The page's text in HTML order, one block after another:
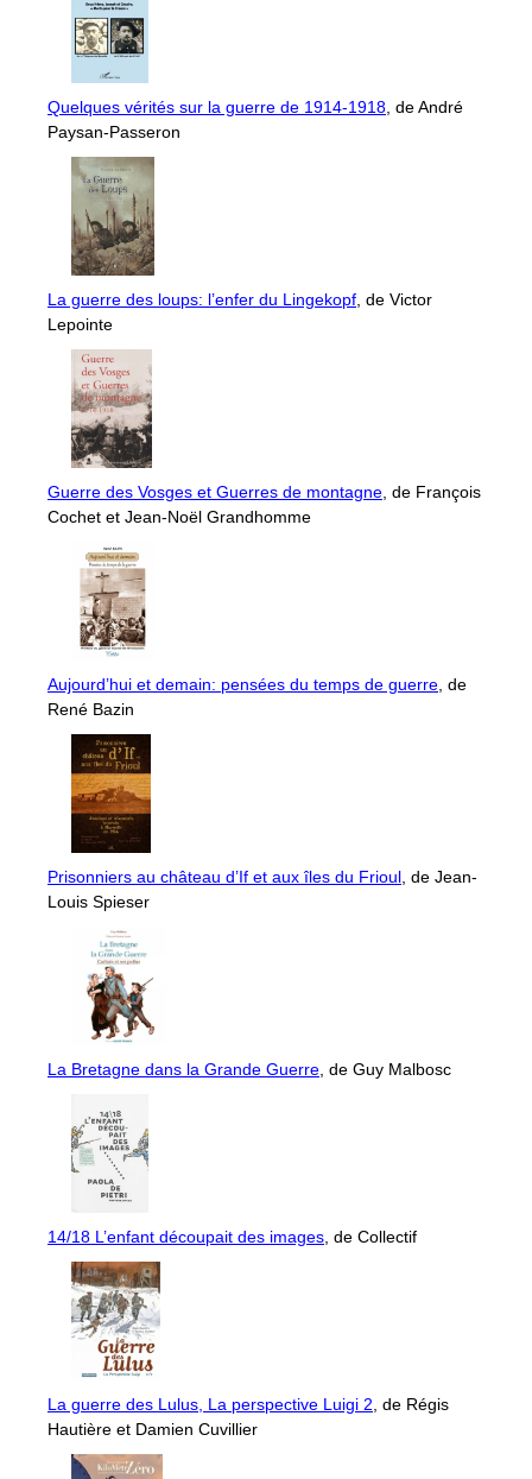
Quelques vérités sur la guerre de 1914-1918, de André
Paysan-Passeron
La guerre des loups: l’enfer du Lingekopf, de Victor
Lepointe
Guerre des Vosges et Guerres de montagne, de François
Cochet et Jean-Noël Grandhomme
Aujourd’hui et demain: pensées du temps de guerre, de
René Bazin
Prisonniers au château d’If et aux îles du Frioul, de Jean-
Louis Spieser
La Bretagne dans la Grande Guerre, de Guy Malbosc
14/18 L’enfant découpait des images, de Collectif
La guerre des Lulus, La perspective Luigi 2, de Régis
Hautière et Damien Cuvillier